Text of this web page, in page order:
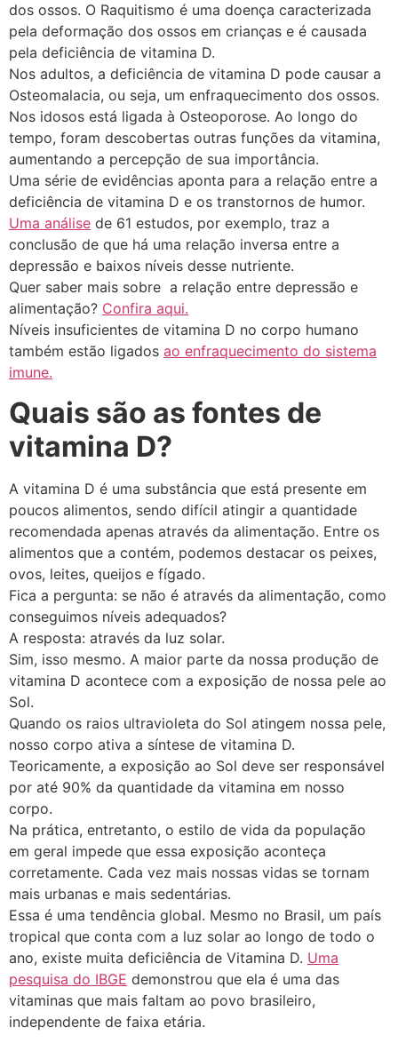
dos ossos. O Raquitismo é uma doença caracterizada
pela deformação dos ossos em crianças e é causada
pela deficiência de vitamina D.
Nos adultos, a deficiência de vitamina D pode causar a
Osteomalacia, ou seja, um enfraquecimento dos ossos.
Nos idosos está ligada à Osteoporose. Ao longo do
tempo, foram descobertas outras funções da vitamina,
aumentando a percepção de sua importância.
Uma série de evidências aponta para a relação entre a
deficiência de vitamina D e os transtornos de humor.
Uma análise de 61 estudos, por exemplo, traz a
conclusão de que há uma relação inversa entre a
depressão e baixos níveis desse nutriente.
Quer saber mais sobre a relação entre depressão e
alimentação? Confira aqui.
Níveis insuficientes de vitamina D no corpo humano
também estão ligados ao enfraquecimento do sistema
imune.
Quais são as fontes de
vitamina D?
A vitamina D é uma substância que está presente em
poucos alimentos, sendo difícil atingir a quantidade
recomendada apenas através da alimentação. Entre os
alimentos que a contém, podemos destacar os peixes,
ovos, leites, queijos e fígado.
Fica a pergunta: se não é através da alimentação, como
conseguimos níveis adequados?
A resposta: através da luz solar.
Sim, isso mesmo. A maior parte da nossa produção de
vitamina D acontece com a exposição de nossa pele ao
Sol.
Quando os raios ultravioleta do Sol atingem nossa pele,
nosso corpo ativa a síntese de vitamina D.
Teoricamente, a exposição ao Sol deve ser responsável
por até 90% da quantidade da vitamina em nosso
corpo.
Na prática, entretanto, o estilo de vida da população
em geral impede que essa exposição aconteça
corretamente. Cada vez mais nossas vidas se tornam
mais urbanas e mais sedentárias.
Essa é uma tendência global. Mesmo no Brasil, um país
tropical que conta com a luz solar ao longo de todo o
ano, existe muita deficiência de Vitamina D. Uma
pesquisa do IBGE demonstrou que ela é uma das
vitaminas que mais faltam ao povo brasileiro,
independente de faixa etária.